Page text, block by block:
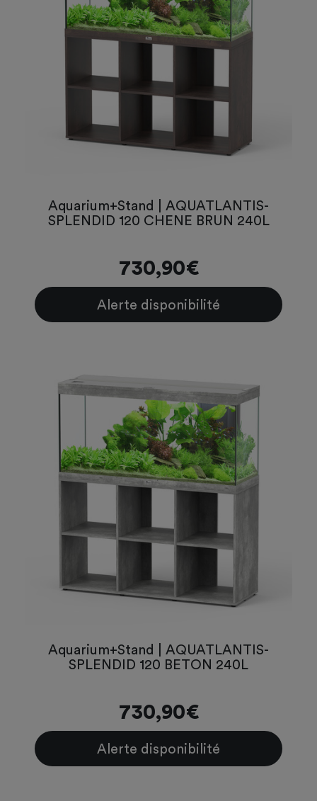
Aquarium+Stand | AQUATLANTIS-
SPLENDID 120 CHENE BRUN 240L
730,90€
Alerte disponibilité
Aquarium+Stand | AQUATLANTIS-
SPLENDID 120 BETON 240L
730,90€
Alerte disponibilité